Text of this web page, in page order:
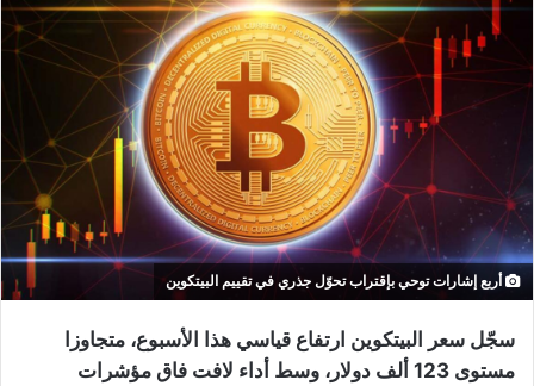
أربع إشارات توحي بإقتراب تحوّل جذري في تقييم البيتكوين
سجّل سعر البيتكوين ارتفاع قياسي هذا الأسبوع، متجاوزا
مستوى 123 ألف دولار، وسط أداء لافت فاق مؤشرات